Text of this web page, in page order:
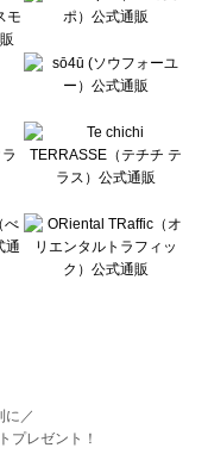
に／
プレゼント！